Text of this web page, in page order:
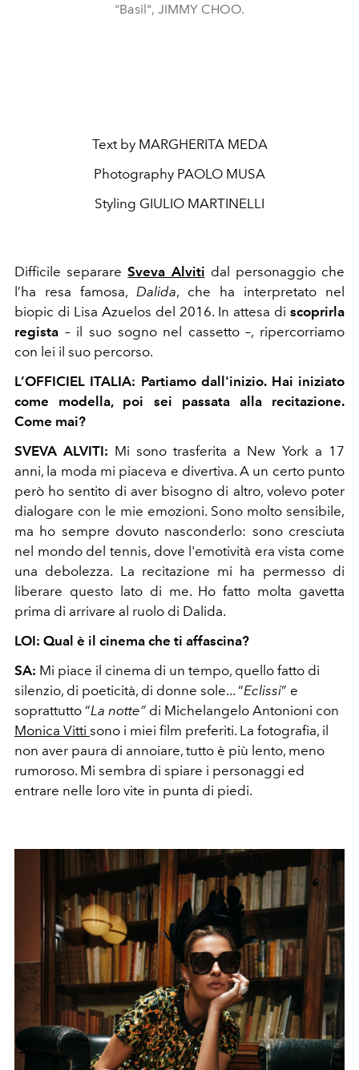
"Basil", JIMMY CHOO.
Text by MARGHERITA MEDA
Photography PAOLO MUSA
Styling GIULIO MARTINELLI
Difficile separare Sveva Alviti dal personaggio che
l’ha resa famosa, Dalida, che ha interpretato nel
biopic di Lisa Azuelos del 2016. In attesa di scoprirla
regista – il suo sogno nel cassetto –, ripercorriamo
con lei il suo percorso.
L’OFFICIEL ITALIA: Partiamo dall'inizio. Hai iniziato
come modella, poi sei passata alla recitazione.
Come mai?
SVEVA ALVITI: Mi sono trasferita a New York a 17
anni, la moda mi piaceva e divertiva. A un certo punto
però ho sentito di aver bisogno di altro, volevo poter
dialogare con le mie emozioni. Sono molto sensibile,
ma ho sempre dovuto nasconderlo: sono cresciuta
nel mondo del tennis, dove l'emotività era vista come
una debolezza. La recitazione mi ha permesso di
liberare questo lato di me. Ho fatto molta gavetta
prima di arrivare al ruolo di Dalida.
LOI: Qual è il cinema che ti affascina?
SA: Mi piace il cinema di un tempo, quello fatto di
silenzio, di poeticità, di donne sole... “Eclissi” e
soprattutto “La notte” di Michelangelo Antonioni con
Monica Vitti sono i miei film preferiti. La fotografia, il
non aver paura di annoiare, tutto è più lento, meno
rumoroso. Mi sembra di spiare i personaggi ed
entrare nelle loro vite in punta di piedi.